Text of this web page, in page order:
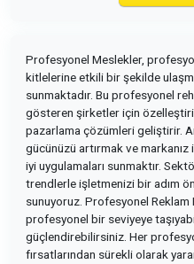
Profesyonel Meslekler,
kitlelerine etkili bir şekilde
sunmaktadır. Bu profesyonel
gösteren şirketler için
pazarlama çözümleri geliştirir.
gücünüzü artırmak ve
iyi uygulamaları sunmaktır.
trendlerle işletmenizi bir adım
sunuyoruz. Profesyonel Reklam
profesyonel bir seviyeye
güçlendirebilirsiniz. Her
fırsatlarından sürekli olarak